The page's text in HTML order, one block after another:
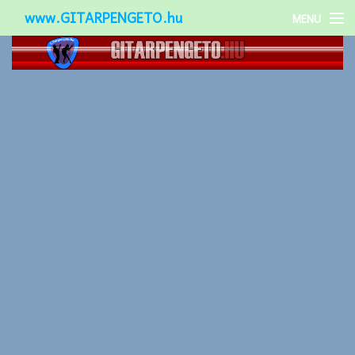
www.GITARPENGETO.hu MENU
Népszerű-